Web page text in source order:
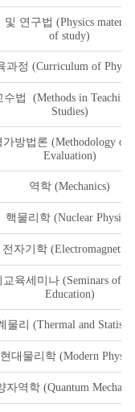
및 연구법 (Physics
of study)
과정 (Curriculum of
수법 (Methods in Teaching
Studies)
가방법론 (Methodology of
Evaluation)
역학 (Mechanics)
핵물리학 (Nuclear Physics)
전자기학
교육세미나 (Seminars of
Education)
물리 (Thermal and
현대물리학 (Modern
자역학 (Quantum